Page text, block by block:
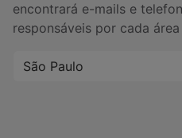
encontrará e-mails e
responsáveis por cada